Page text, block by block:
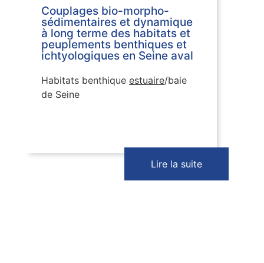
Couplages bio-morpho-
sédimentaires et dynamique
à long terme des habitats et
peuplements benthiques et
ichtyologiques en Seine aval
Habitats benthique estuaire/baie
de Seine
Lire la suite